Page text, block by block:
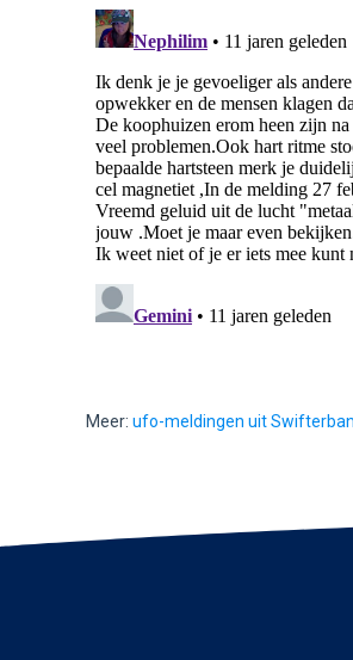
Meer: ufo-meldingen uit